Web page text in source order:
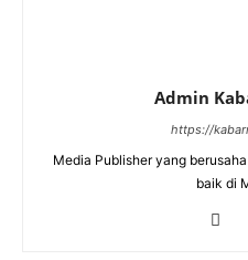
Admin
https://
Media Publisher yang
baik di